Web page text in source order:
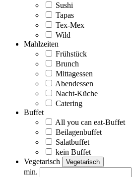
Sushi
Tapas
Tex-Mex
Wild
Mahlzeiten
Frühstück
Brunch
Mittagessen
Abendessen
Nacht-Küche
Catering
Buffet
All you can eat-Buffet
Beilagenbuffet
Salatbuffet
kein Buffet
Vegetarisch
Vegetarisch
min.